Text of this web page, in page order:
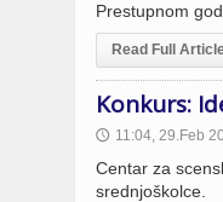
Prestupnom
Read Full
Konkurs:
🕔 11:04, 29.Feb
Centar za
srednjoškolce.